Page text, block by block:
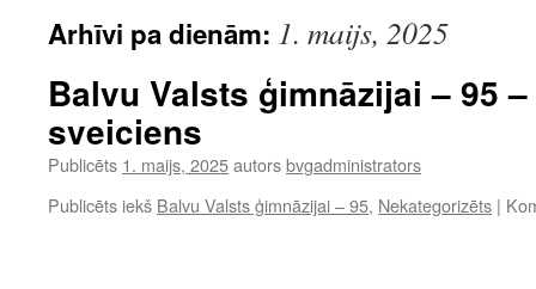
Arhīvi pa dienām: 1. maijs, 2025
Balvu Valsts ģimnāzijai – 95
sveiciens
Publicēts 1. maijs, 2025autorsbvgadministrators
Publicēts iekš Balvu Valsts ģimnāzijai – 95, Nekategorizēts |